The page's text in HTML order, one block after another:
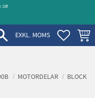
EXKL. MOMS
MOTORDELAR
BLOCK